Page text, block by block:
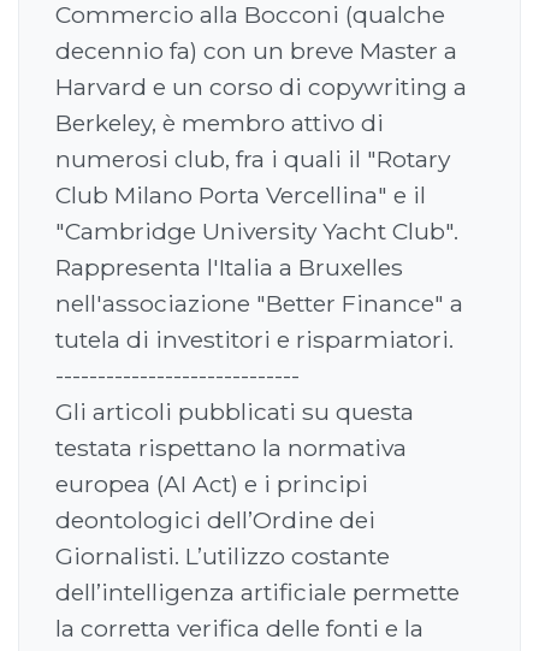
Commercio alla Bocconi (qualche
decennio fa) con un breve Master a
Harvard e un corso di copywriting a
Berkeley, è membro attivo di
numerosi club, fra i quali il "Rotary
Club Milano Porta Vercellina" e il
"Cambridge University Yacht Club".
Rappresenta l'Italia a Bruxelles
nell'associazione "Better Finance" a
tutela di investitori e risparmiatori.
-----------------------------
Gli articoli pubblicati su questa
testata rispettano la normativa
europea (AI Act) e i principi
deontologici dell’Ordine dei
Giornalisti. L’utilizzo costante
dell’intelligenza artificiale permette
la corretta verifica delle fonti e la